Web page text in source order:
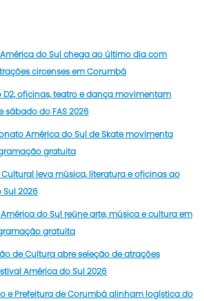
do Sul chega ao último dia com
circenses em Corumbá
D2, oficinas, teatro e dança movimentam
do FAS 2026
América do Sul de Skate movimenta
gratuita
leva música, literatura e oficinas ao
Sul 2026
do Sul reúne arte, música e cultura em
gratuita
de Cultura abre seleção de atrações
América do Sul 2026
e Prefeitura de Corumbá alinham logística do